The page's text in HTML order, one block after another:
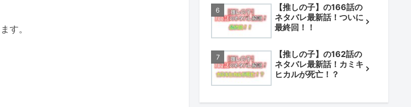
す。
【推しの子】の166話の
ネタバレ最新話！ついに
最終回！！
【推しの子】の162話の
ネタバレ最新話！カミキ
ヒカルが死亡！？